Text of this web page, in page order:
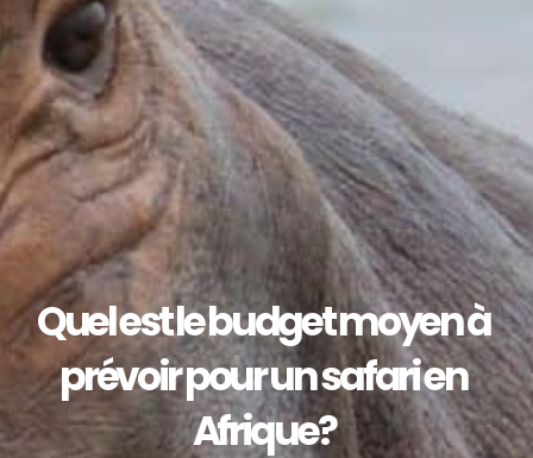
Quel est le budget moyen à
prévoir pour un safari en
Afrique?